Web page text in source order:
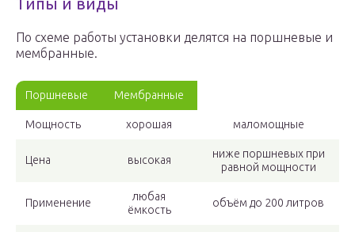
Типы и виды
По схеме работы установки делятся на поршневые и
мембранные.
Поршневые Мембранные
Мощность хорошая маломощные
Цена высокая
ниже поршневых при
равной мощности
Применение
любая
ёмкость
объём до 200 литров